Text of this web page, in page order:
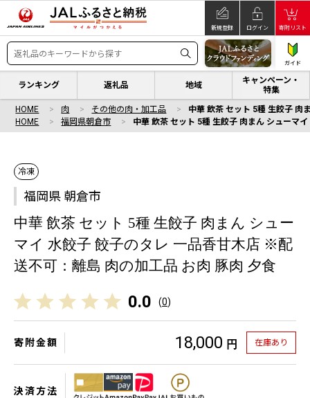
新規登録 ログイン 寄附リスト
ガイド
ランキング 返礼品 地域
キャンペーン・
特集
HOME 肉 その他の肉・加工品
中華 飲茶 セット 5種 生餃子 肉
HOME
福岡県朝倉市 中華 飲茶 セット 5種 生餃子 肉まん シューマ
冷凍
福岡県 朝倉市
中華 飲茶 セット 5種 生餃子 肉まん シュー
マイ 水餃子 餃子のタレ 一品香甘木店 ※配
送不可：離島 肉の加工品 お肉 豚肉 夕食
0.0 (0)
寄附金額 18,000 円 在庫あり
決済方法